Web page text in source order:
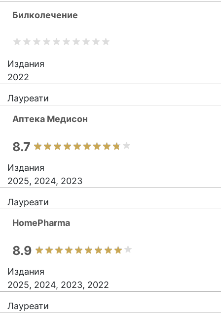
Билколечение
Издания
2022
Лауреати
Аптека Медисон
8.7
Издания
2025, 2024, 2023
Лауреати
HomePharma
8.9
Издания
2025, 2024, 2023, 2022
Лауреати